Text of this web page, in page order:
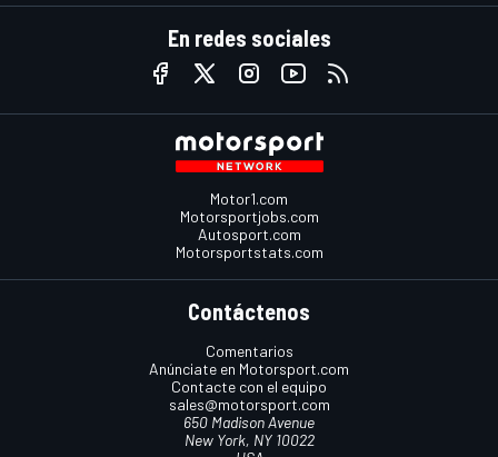
En redes sociales
Motor1.com
Motorsportjobs.com
Autosport.com
Motorsportstats.com
Contáctenos
Comentarios
Anúnciate en Motorsport.com
Contacte con el equipo
sales@motorsport.com
650 Madison Avenue
New York, NY 10022